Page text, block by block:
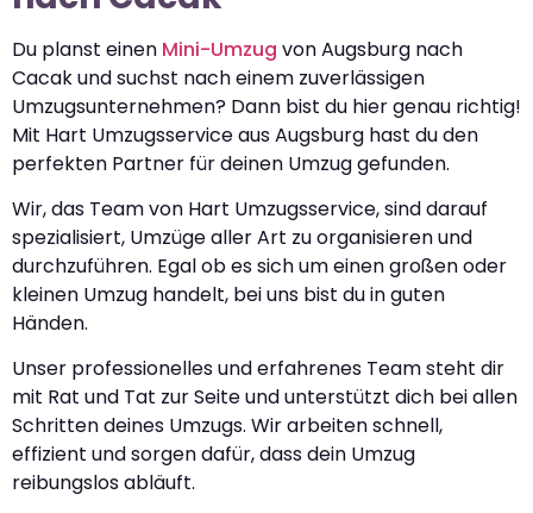
Du planst einen Mini-Umzug von Augsburg nach
Cacak und suchst nach einem zuverlässigen
Umzugsunternehmen? Dann bist du hier genau richtig!
Mit Hart Umzugsservice aus Augsburg hast du den
perfekten Partner für deinen Umzug gefunden.
Wir, das Team von Hart Umzugsservice, sind darauf
spezialisiert, Umzüge aller Art zu organisieren und
durchzuführen. Egal ob es sich um einen großen oder
kleinen Umzug handelt, bei uns bist du in guten
Händen.
Unser professionelles und erfahrenes Team steht dir
mit Rat und Tat zur Seite und unterstützt dich bei allen
Schritten deines Umzugs. Wir arbeiten schnell,
effizient und sorgen dafür, dass dein Umzug
reibungslos abläuft.